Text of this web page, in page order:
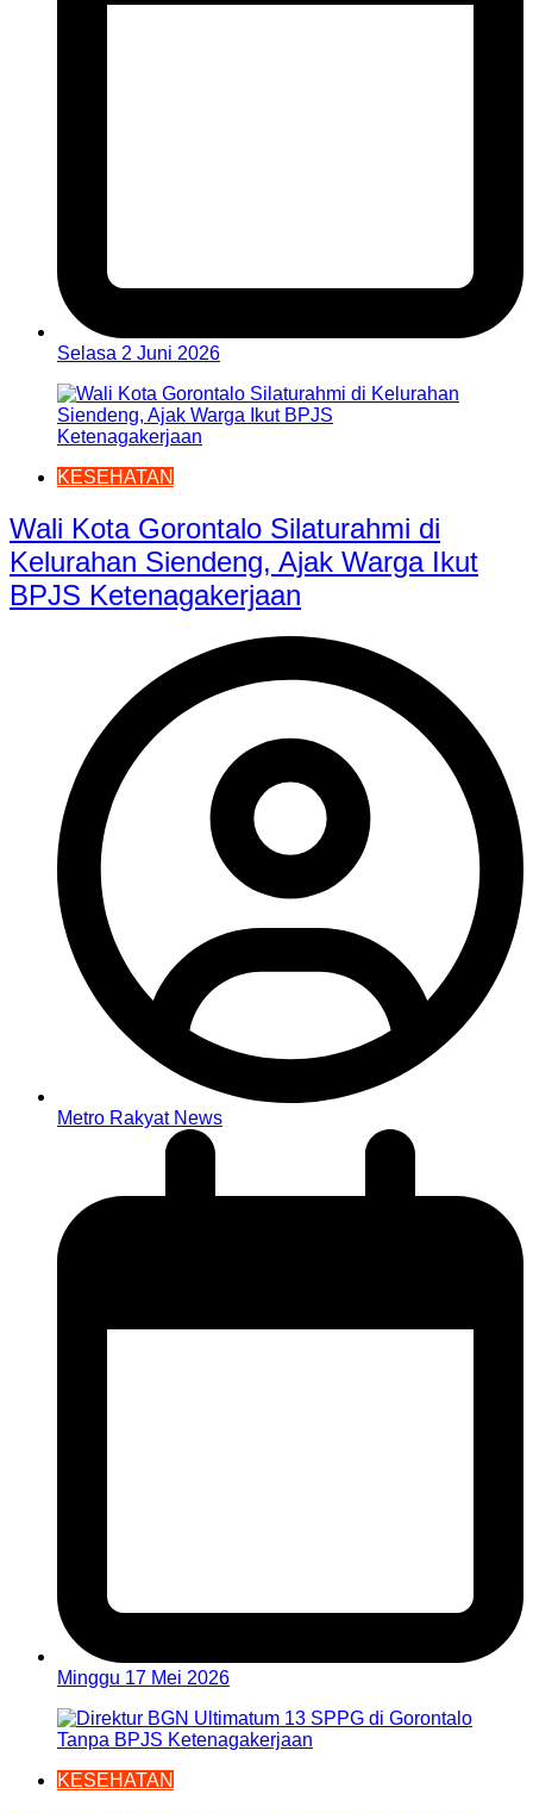
Selasa 2 Juni 2026
KESEHATAN
Wali Kota Gorontalo Silaturahmi di
Kelurahan Siendeng, Ajak Warga Ikut
BPJS Ketenagakerjaan
Metro Rakyat News
Minggu 17 Mei 2026
KESEHATAN